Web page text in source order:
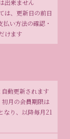
出来ません
は、更新日の前日
い方法の確認・
けます
動更新されます
月の会員期限は
なり、以降毎月21